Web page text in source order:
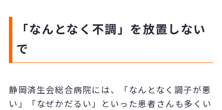
「なんとなく不調」を放置しない
で
静岡済生会総合病院には、「なんとなく調子が悪
い」「なぜかだるい」といった患者さんも多くい